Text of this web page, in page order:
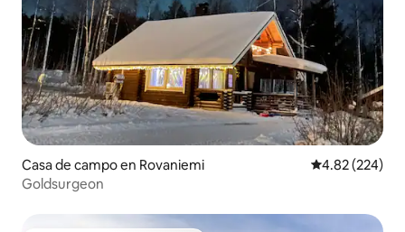
Casa de campo en Rovaniemi Calificación
4.82 (224)
Goldsurgeon